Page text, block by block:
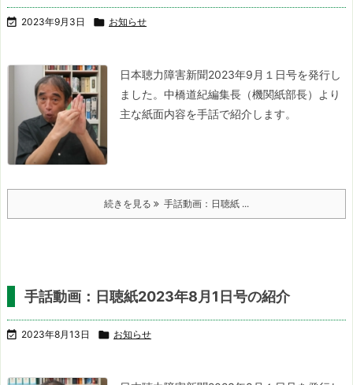
 2023年9月3日  お知らせ
日本聴力障害新聞2023年9月１日号を発行し
ました。 中橋道紀編集長（機関紙部長）より
主な紙面内容を手話で紹介します。
続きを見る 手話動画：日聴紙 ...
手話動画：日聴紙2023年8月1日号の紹介
 2023年8月13日  お知らせ